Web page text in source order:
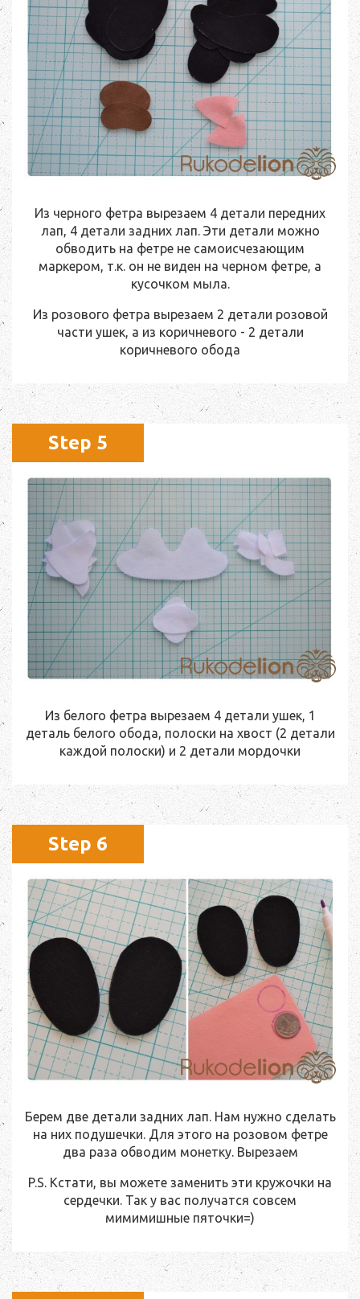
Из черного фетра вырезаем 4 детали передних
лап, 4 детали задних лап. Эти детали можно
обводить на фетре не самоисчезающим
маркером, т.к. он не виден на черном фетре, а
кусочком мыла.
Из розового фетра вырезаем 2 детали розовой
части ушек, а из коричневого - 2 детали
коричневого обода
Step 5
Из белого фетра вырезаем 4 детали ушек, 1
деталь белого обода, полоски на хвост (2 детали
каждой полоски) и 2 детали мордочки
Step 6
Берем две детали задних лап. Нам нужно сделать
на них подушечки. Для этого на розовом фетре
два раза обводим монетку. Вырезаем
P.S. Кстати, вы можете заменить эти кружочки на
сердечки. Так у вас получатся совсем
мимимишные пяточки=)